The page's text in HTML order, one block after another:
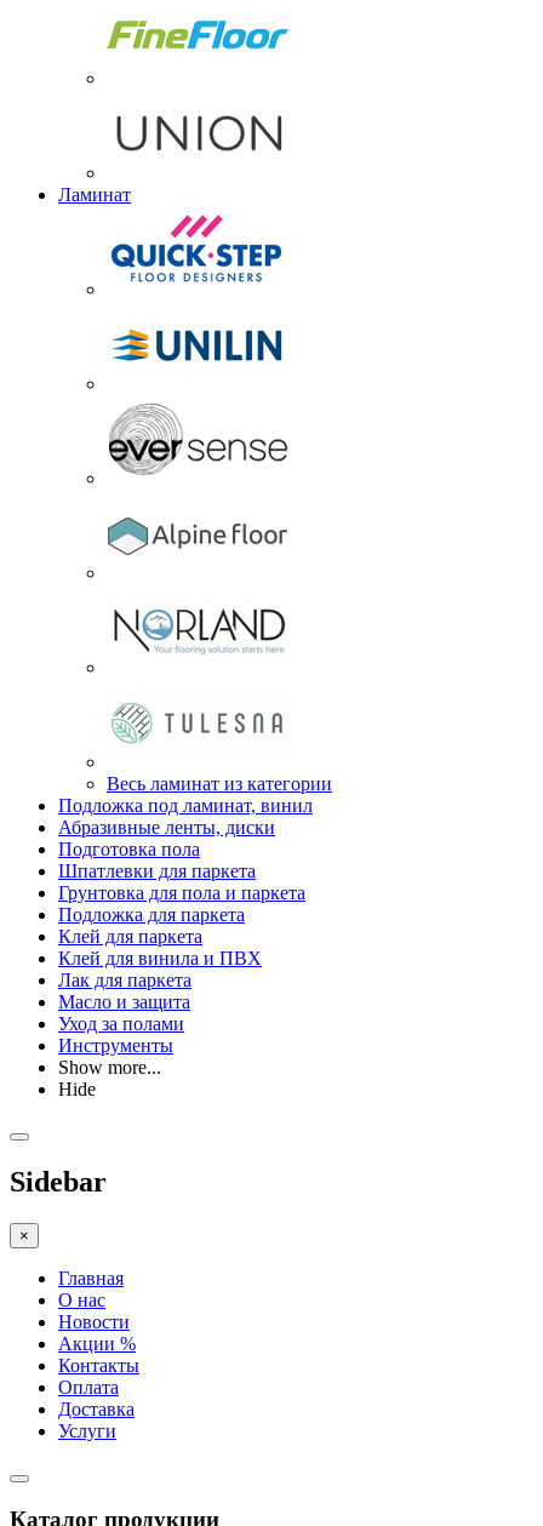
Ламинат
Весь ламинат из категории
Подложка под ламинат, винил
Абразивные ленты, диски
Подготовка пола
Шпатлевки для паркета
Грунтовка для пола и паркета
Подложка для паркета
Клей для паркета
Клей для винила и ПВХ
Лак для паркета
Масло и защита
Уход за полами
Инструменты
Show more...
Hide
Sidebar
×
Главная
О нас
Новости
Акции %
Контакты
Оплата
Доставка
Услуги
Каталог продукции